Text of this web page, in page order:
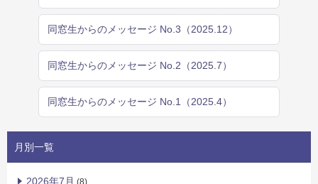
同窓生からのメッセージ No.3（2025.12）
同窓生からのメッセージ No.2（2025.7）
同窓生からのメッセージ No.1（2025.4）
月別一覧
2026年7月